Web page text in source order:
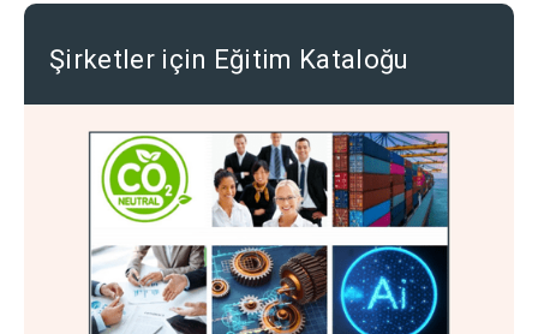
Şirketler için Eğitim Kataloğu